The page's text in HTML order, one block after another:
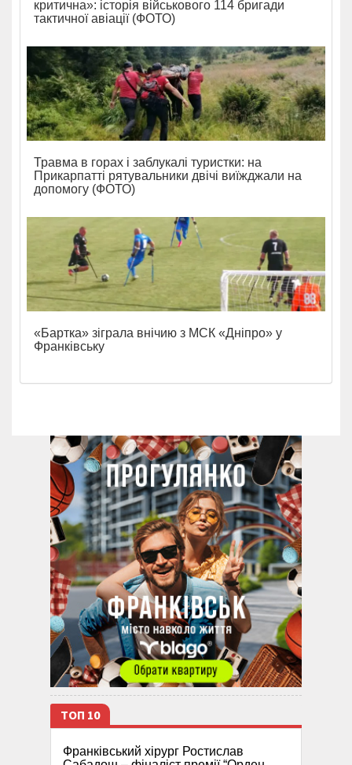
критична»: історія військового 114 бригади
тактичної авіації (ФОТО)
Травма в горах і заблукалі туристки: на
Прикарпатті рятувальники двічі виїжджали на
допомогу (ФОТО)
«Бартка» зіграла внічию з МСК «Дніпро» у
Франківську
ТОП 10
Франківський хірург Ростислав